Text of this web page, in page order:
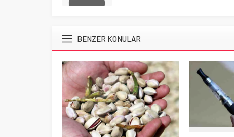
BENZER KONULAR